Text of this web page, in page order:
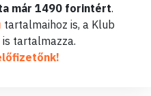
már 1490 forintért.
tartalmaihoz is, a Klub
tartalmazza.